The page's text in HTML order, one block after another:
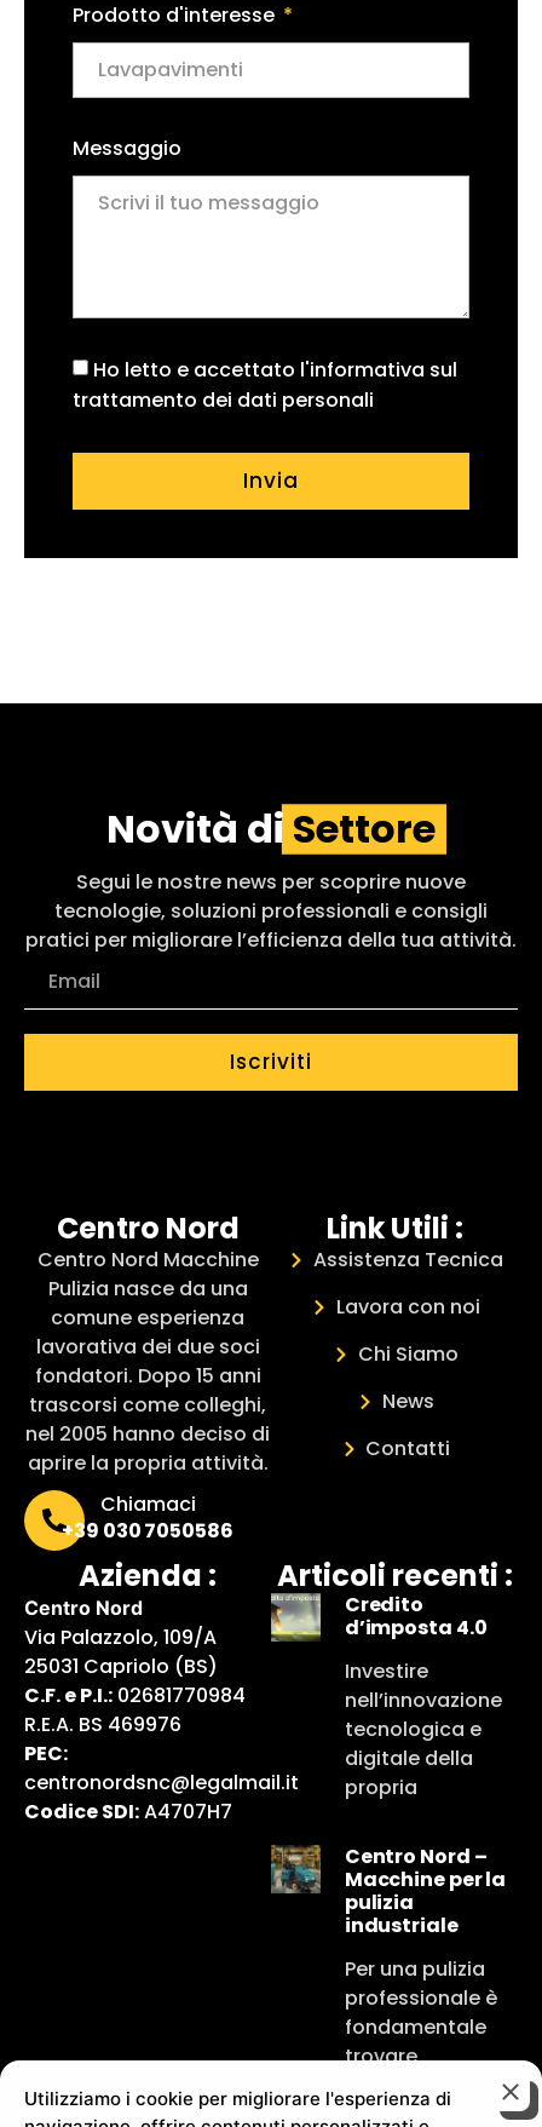
Utilizziamo i cookie per migliorare l'esperienza di
Prodotto d'interesse
Messaggio
Ho letto e accettato l'informativa sul
trattamento dei dati personali
Invia
Novità di Settore
Segui le nostre news per scoprire nuove
tecnologie, soluzioni professionali e consigli
pratici per migliorare l’efficienza della tua attività.
Iscriviti
Centro Nord
Centro Nord Macchine
Pulizia nasce da una
comune esperienza
lavorativa dei due soci
fondatori. Dopo 15 anni
trascorsi come colleghi,
nel 2005 hanno deciso di
aprire la propria attività.
Chiamaci
+39 030 7050586
Link Utili :
Assistenza Tecnica
Lavora con noi
Chi Siamo
News
Contatti
Azienda :
Centro Nord
Via Palazzolo, 109/A
25031 Capriolo (BS)
C.F. e P.I.: 02681770984
R.E.A. BS 469976
PEC:
centronordsnc@legalmail.it
Codice SDI:A4707H7
Articoli recenti :
Credito
d’imposta 4.0
Investire
nell’innovazione
tecnologica e
digitale della
propria
Centro Nord –
Macchine per la
pulizia
industriale
Per una pulizia
professionale è
fondamentale
trovare